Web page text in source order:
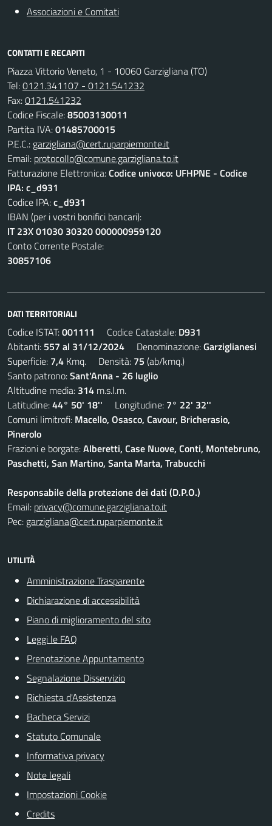
Associazioni e Comitati
CONTATTI E RECAPITI
Piazza Vittorio Veneto, 1 - 10060 Garzigliana (TO)
Tel:0121.341107 - 0121.541232
Fax:0121.541232
Codice Fiscale:85003130011
Partita IVA:01485700015
P.E.C.: garzigliana@cert.ruparpiemonte.it
Email: protocollo@comune.garzigliana.to.it
Fatturazione Elettronica:Codice univoco: UFHPNE - Codice
IPA: c_d931
Codice IPA:c_d931
IBAN (per i vostri bonifici bancari):
IT 23X 01030 30320 000000959120
Conto Corrente Postale:
30857106
DATI TERRITORIALI
Codice ISTAT:001111 Codice Catastale: D931
Abitanti: 557 al 31/12/2024 Denominazione:Garziglianesi
Superficie: 7,4 Kmq. Densità: 75 (ab/kmq.)
Santo patrono:Sant'Anna - 26 luglio
Altitudine media: 314 m.s.l.m.
Latitudine:44° 50' 18'' Longitudine: 7° 22' 32''
Comuni limitrofi: Macello, Osasco, Cavour, Bricherasio,
Pinerolo
Frazioni e borgate:Alberetti, Case Nuove, Conti, Montebruno,
Paschetti, San Martino, Santa Marta, Trabucchi
Responsabile della protezione dei dati (D.P.O.)
Email: privacy@comune.garzigliana.to.it
Pec: garzigliana@cert.ruparpiemonte.it
UTILITÀ
Amministrazione Trasparente
Dichiarazione di accessibilità
Piano di miglioramento del sito
Leggi le FAQ
Prenotazione Appuntamento
Segnalazione Disservizio
Richiesta d'Assistenza
Bacheca Servizi
Statuto Comunale
Informativa privacy
Note legali
Impostazioni Cookie
Credits